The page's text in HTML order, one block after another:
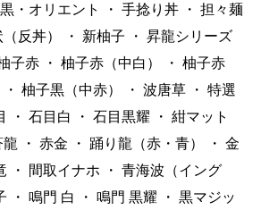
・オリエント ・ 手捻り丼 ・ 担々麺
反丼） ・ 新柚子 ・ 昇龍シリーズ
子赤 ・ 柚子赤（中白） ・ 柚子赤
・ 柚子黒（中赤） ・ 波唐草 ・ 特選
・ 石目白 ・ 石目黒耀 ・ 紺マット
龍 ・ 赤金 ・ 踊り龍（赤・青） ・ 金
・ 間取イナホ ・ 青海波（イング
・ 鳴門 白 ・ 鳴門 黒耀 ・ 黒マジッ